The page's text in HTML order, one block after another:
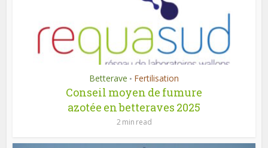
Betterave • Fertilisation
Conseil moyen de fumure
azotée en betteraves 2025
2 min read